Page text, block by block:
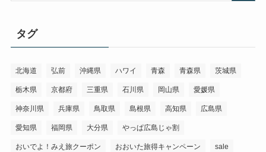
タグ
北海道 弘前 沖縄県 ハワイ 青森 青森県 茨城県
栃木県 京都府 三重県 石川県 岡山県 愛媛県
神奈川県 兵庫県 鳥取県 島根県 高知県 広島県
愛知県 福岡県 大分県 やっぱ広島じゃ割
おいでよ！みえ旅クーポン おおいた旅得キャンペーン sale